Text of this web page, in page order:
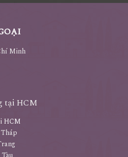
Minh
tại HCM
HCM